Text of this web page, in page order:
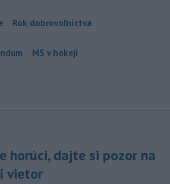
Rok dobrovoľníctva
MS v hokeji
horúci, dajte si pozor na
vietor